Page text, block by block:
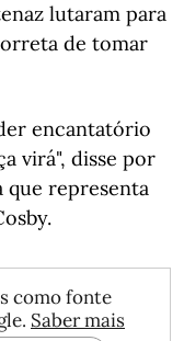
lutaram para
de tomar
encantatório
virá", disse por
que representa
como fonte
Saber mais